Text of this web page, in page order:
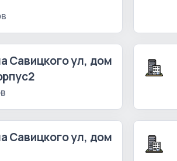
Савицкого ул, дом
Савицкого ул, дом